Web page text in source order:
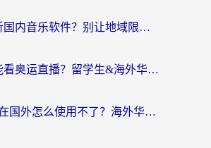
国外如何听国内音乐软件？别让地域限制，断了你的中文歌单
海外哪里能看奥运直播？留学生&海外华人必看的体育赛事观赛终极指南
12123交管在国外怎么使用不了？海外华人必看的无缝访问国内资源指南